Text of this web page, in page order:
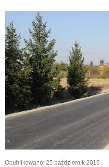
Opublikowano: 25 październik 2019